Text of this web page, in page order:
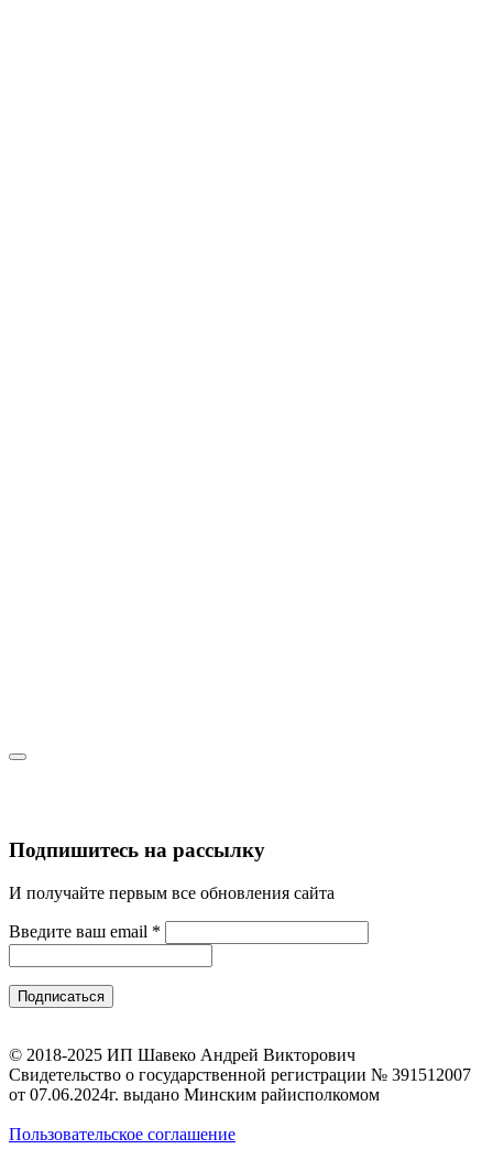
Подпишитесь на рассылку
И получайте первым все обновления сайта
Введите ваш email *
© 2018-2025 ИП Шавеко Андрей Викторович
Свидетельство о государственной регистрации № 391512007
от 07.06.2024г. выдано Минским райисполкомом
Пользовательское соглашение